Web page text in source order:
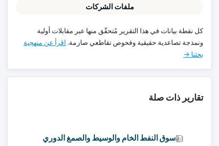
ملفات الشركات
كل نقطة بيانات في هذا التقرير مُتحقّق منها عبر مقابلات أولية
ونمذجة تصاعدية حقيقية وفحوص تقاطعي صارمة. اقرأ عن منهجية
بحثنا →
تقارير ذات صلة
سوق النفط الخام والوسيط والصمغ الدوري